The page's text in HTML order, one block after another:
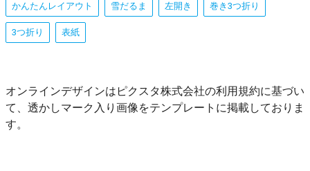
かんたんレイアウト 雪だるま 左開き 巻き3つ折り
3つ折り 表紙
オンラインデザインはピクスタ株式会社の利用規約に基づい
て、透かしマーク入り画像をテンプレートに掲載しておりま
す。